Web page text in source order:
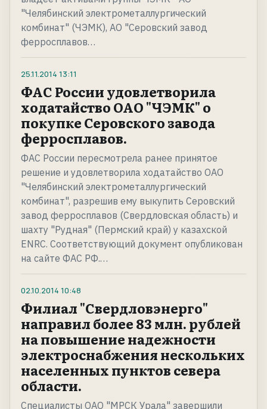
"Челябинский электрометаллургический
комбинат" (ЧЭМК), АО "Серовский завод
ферросплавов…
25.11.2014 13:11
ФАС России удовлетворила
ходатайство ОАО "ЧЭМК" о
покупке Серовского завода
ферросплавов.
ФАС России пересмотрела ранее принятое
решение и удовлетворила ходатайство ОАО
"Челябинский электрометаллургический
комбинат", разрешив ему выкупить Серовский
завод ферросплавов (Свердловская область) и
шахту "Рудная" (Пермский край) у казахской
ENRC. Соответствующий документ опубликован
на сайте ФАС РФ.…
02.10.2014 10:48
Филиал "Свердловэнерго"
направил более 83 млн. рублей
на повышение надежности
электроснабжения нескольких
населенных пунктов севера
области.
Специалисты ОАО "МРСК Урала" завершили